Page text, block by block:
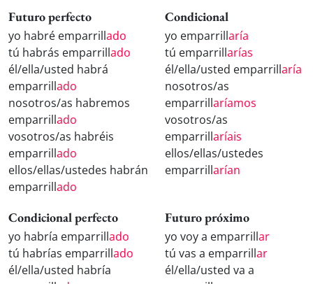
Futuro perfecto
yo habré emparrillado
tú habrás emparrillado
él/ella/usted habrá
emparrillado
nosotros/as habremos
emparrillado
vosotros/as habréis
emparrillado
ellos/ellas/ustedes habrán
emparrillado
Condicional
yo emparrillaría
tú emparrillarías
él/ella/usted emparrillaría
nosotros/as
emparrillaríamos
vosotros/as
emparrillaríais
ellos/ellas/ustedes
emparrillarían
Condicional perfecto
yo habría emparrillado
tú habrías emparrillado
él/ella/usted habría
Futuro próximo
yo voy a emparrillar
tú vas a emparrillar
él/ella/usted va a